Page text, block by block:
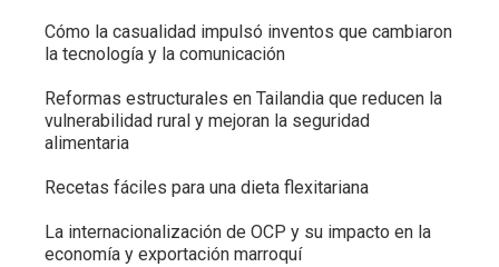
Cómo la casualidad impulsó inventos que cambiaron
la tecnología y la comunicación
Reformas estructurales en Tailandia que reducen la
vulnerabilidad rural y mejoran la seguridad
alimentaria
Recetas fáciles para una dieta flexitariana
La internacionalización de OCP y su impacto en la
economía y exportación marroquí